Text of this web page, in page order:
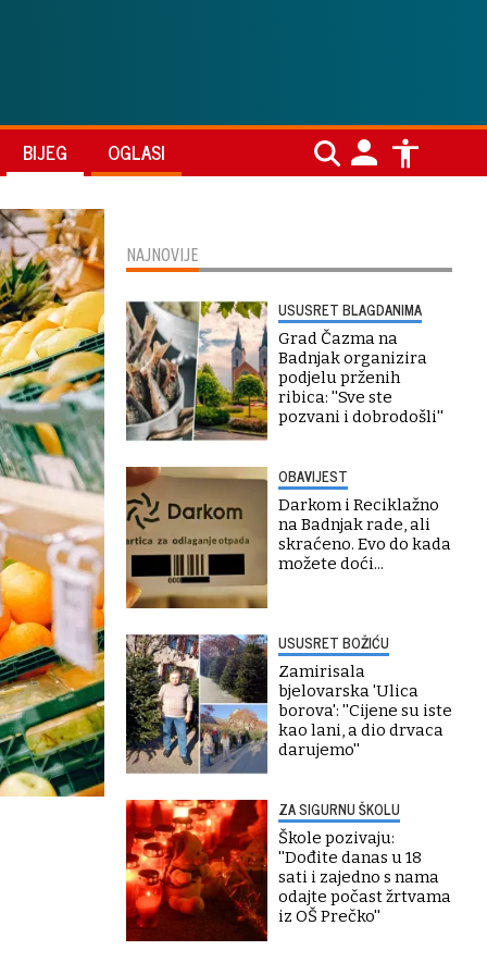
BIJEG OGLASI
NAJNOVIJE
USUSRET BLAGDANIMA
Grad Čazma na
Badnjak organizira
podjelu prženih
ribica: ''Sve ste
pozvani i dobrodošli''
OBAVIJEST
Darkom i Reciklažno
na Badnjak rade, ali
skraćeno. Evo do kada
možete doći...
USUSRET BOŽIĆU
Zamirisala
bjelovarska 'Ulica
borova': ''Cijene su iste
kao lani, a dio drvaca
darujemo''
ZA SIGURNU ŠKOLU
Škole pozivaju:
''Dođite danas u 18
sati i zajedno s nama
odajte počast žrtvama
iz OŠ Prečko''